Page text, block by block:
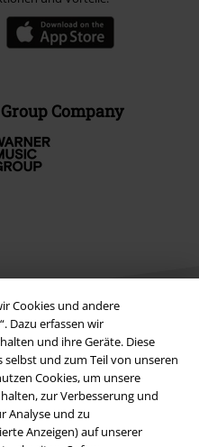
Cookies und andere
Dazu erfassen wir
und ihre Geräte. Diese
und zum Teil von unseren
Cookies, um unsere
zur Verbesserung und
Analyse und zu
Anzeigen) auf unserer
Company